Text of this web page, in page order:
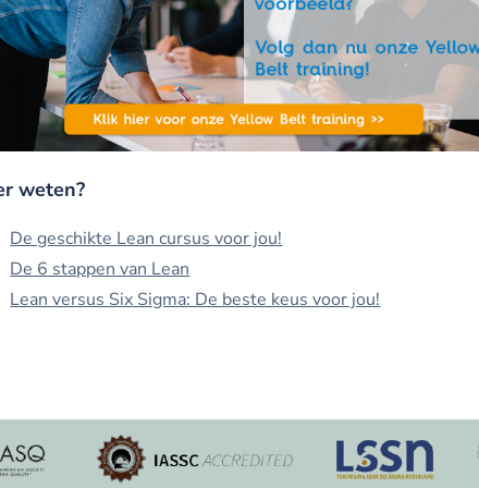
weten?
De geschikte Lean cursus voor jou!
De 6 stappen van Lean
Lean versus Six Sigma: De beste keus voor jou!